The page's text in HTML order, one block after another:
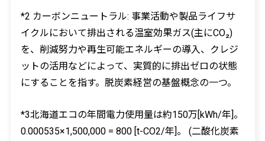
*2 カーボンニュートラル: 事業活動や製品ライフサ
イクルにおいて排出される温室効果ガス(主にCO₂)
を、削減努力や再生可能エネルギーの導入、クレジ
ットの活用などによって、実質的に排出ゼロの状態
にすることを指す。脱炭素経営の基盤概念の一つ。
*3北海道エコの年間電力使用量は約150万[kWh/年]。
0.000535×1,500,000 = 800 [t-CO2/年]。 (二酸化炭素